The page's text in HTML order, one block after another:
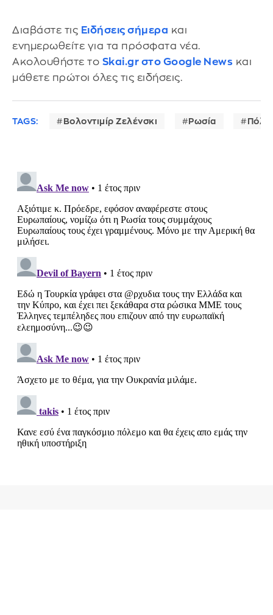
Διαβάστε τις Ειδήσεις σήμερα και
ενημερωθείτε για τα πρόσφατα νέα.
Ακολουθήστε το Skai.gr στο Google News και
μάθετε πρώτοι όλες τις ειδήσεις.
TAGS: Βολοντιμίρ Ζελένσκι Ρωσία